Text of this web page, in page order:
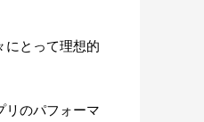
にとって理想的
リのパフォーマ